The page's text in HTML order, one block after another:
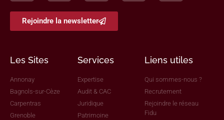
Rejoindre la newsletter
Les Sites
Annonay
Bagnols-sur-Cèze
Carpentras
Grenoble
Services
Expertise
Audit & CAC
Juridique
Patrimoine
Liens utiles
Qui sommes-nous ?
Recrutement
Rejoindre le réseau
Fidu